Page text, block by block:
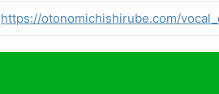
https://otonomichishirube.com/